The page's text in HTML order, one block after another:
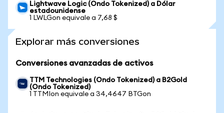
Lightwave Logic (Ondo Tokenized) a Dólar
estadounidense
1 LWLGon equivale a 7,68 $
Explorar más conversiones
Conversiones avanzadas de activos
TTM Technologies (Ondo Tokenized) a B2Gold
(Ondo Tokenized)
1 TTMIon equivale a 34,4647 BTGon